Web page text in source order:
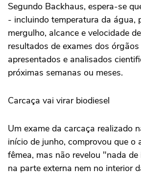
Segundo Backhaus, espera-se
- incluindo temperatura da água,
mergulho, alcance e velocidade
resultados de exames dos
apresentados e analisados
próximas semanas ou meses.
Carcaça vai virar biodiesel
Um exame da carcaça realizado
início de junho, comprovou que o
fêmea, mas não revelou "nada
na parte externa nem no interior